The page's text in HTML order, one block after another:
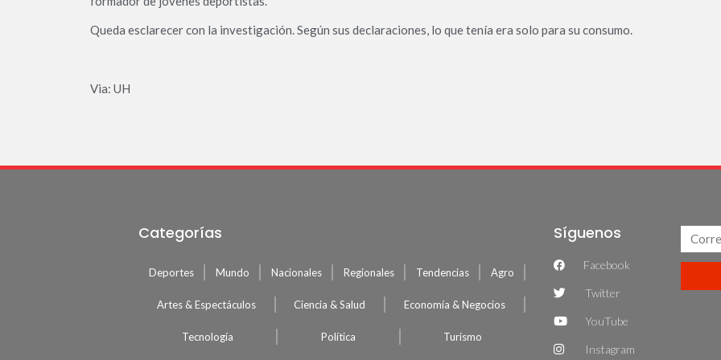
Queda esclarecer con la investigación. Según sus declaraciones, lo que tenía era solo para su consumo.
Via: UH
Categorías
Deportes Mundo Nacionales Regionales Tendencias Agro
Artes & Espectáculos Ciencia & Salud Economía & Negocios
Tecnología Política Turismo
Síguenos
Facebook
Twitter
YouTube
Instagram